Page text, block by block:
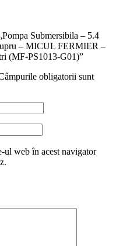
Submersibila – 5.4
– MICUL FERMIER –
(MF-PS1013-G01)”
obligatorii sunt
ul web în acest navigator